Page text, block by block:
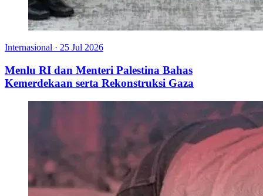
Internasional · 25 Jul 2026
Menlu RI dan Menteri Palestina Bahas
Kemerdekaan serta Rekonstruksi Gaza